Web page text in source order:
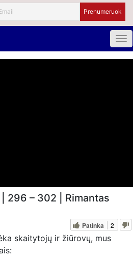
296 – 302 | Rimantas
Patinka 2
skaitytojų ir žiūrovų, mus